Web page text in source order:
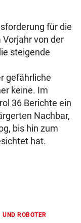
für die
von der
steigende
gefährliche
keine. Im
36 Berichte ein
Nachbar,
bis hin zum
hat.
ROBOTER